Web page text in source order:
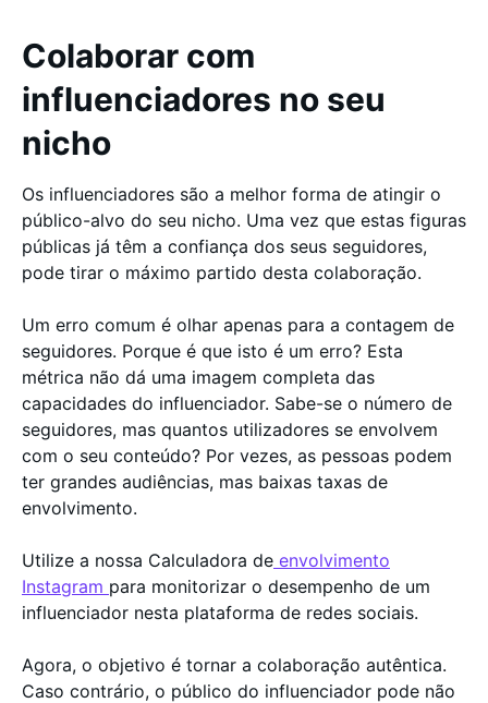
Colaborar com
influenciadores no seu
nicho
Os influenciadores são a melhor forma de atingir o
público-alvo do seu nicho. Uma vez que estas figuras
públicas já têm a confiança dos seus seguidores,
pode tirar o máximo partido desta colaboração.
Um erro comum é olhar apenas para a contagem de
seguidores. Porque é que isto é um erro? Esta
métrica não dá uma imagem completa das
capacidades do influenciador. Sabe-se o número de
seguidores, mas quantos utilizadores se envolvem
com o seu conteúdo? Por vezes, as pessoas podem
ter grandes audiências, mas baixas taxas de
envolvimento.
Utilize a nossa Calculadora de envolvimento
Instagram para monitorizar o desempenho de um
influenciador nesta plataforma de redes sociais.
Agora, o objetivo é tornar a colaboração autêntica.
Caso contrário, o público do influenciador pode não